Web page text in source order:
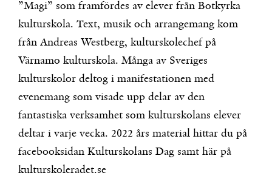
”Magi” som framfördes av elever från Botkyrka
kulturskola. Text, musik och arrangemang kom
från Andreas Westberg, kulturskolechef på
Värnamo kulturskola. Många av Sveriges
kulturskolor deltog i manifestationen med
evenemang som visade upp delar av den
fantastiska verksamhet som kulturskolans elever
deltar i varje vecka. 2022 års material hittar du på
facebooksidan Kulturskolans Dag samt här på
kulturskoleradet.se